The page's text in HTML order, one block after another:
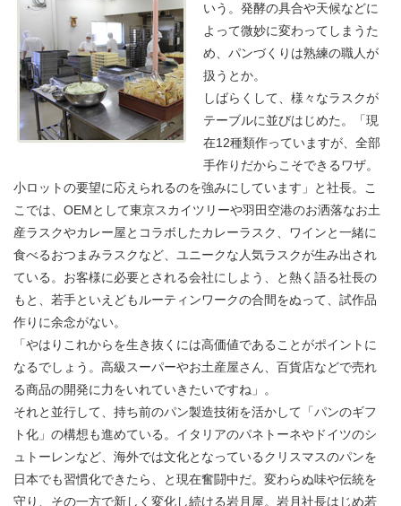
いう。発酵の具合や天候などに
よって微妙に変わってしまうた
め、パンづくりは熟練の職人が
扱うとか。
しばらくして、様々なラスクが
テーブルに並びはじめた。「現
在12種類作っていますが、全部
手作りだからこそできるワザ。
小ロットの要望に応えられるのを強みにしています」と社長。こ
こでは、OEMとして東京スカイツリーや羽田空港のお洒落なお土
産ラスクやカレー屋とコラボしたカレーラスク、ワインと一緒に
食べるおつまみラスクなど、ユニークな人気ラスクが生み出され
ている。お客様に必要とされる会社にしよう、と熱く語る社長の
もと、若手といえどもルーティンワークの合間をぬって、試作品
作りに余念がない。
「やはりこれからを生き抜くには高価値であることがポイントに
なるでしょう。高級スーパーやお土産屋さん、百貨店などで売れ
る商品の開発に力をいれていきたいですね」。
それと並行して、持ち前のパン製造技術を活かして「パンのギフ
ト化」の構想も進めている。イタリアのパネトーネやドイツのシ
ュトーレンなど、海外では文化となっているクリスマスのパンを
日本でも習慣化できたら、と現在奮闘中だ。変わらぬ味や伝統を
守り、その一方で新しく変化し続ける岩月屋。岩月社長はじめ若